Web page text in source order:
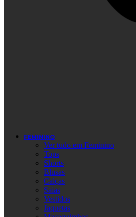
FEMININO
Ver tudo em Feminino
Tops
Shorts
Blusas
Calças
Saias
Vestidos
Jaquetas